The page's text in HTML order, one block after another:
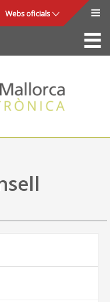
Webs oficials
La Seu
Consell de Mallorca
Accés i seguretat
Utilitats
Ajuda